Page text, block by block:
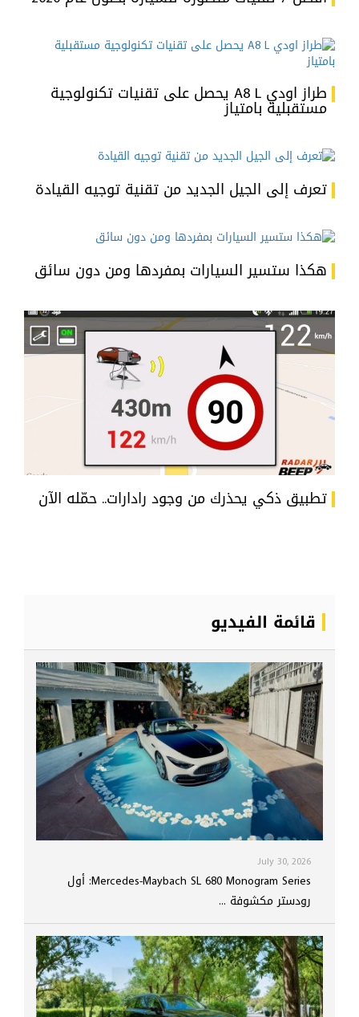
طراز اودي A8 L يحصل على تقنيات تكنولوجية
مستقبلية بامتياز
تعرف إلى الجيل الجديد من تقنية توجيه القيادة
هكذا ستسير السيارات بمفردها ومن دون سائق
تطبيق ذكي يحذرك من وجود رادارات.. حمّله الآن
قائمة الفيديو
July 30, 2026
Mercedes-Maybach SL 680 Monogram Series: أول
رودستر مكشوفة ...